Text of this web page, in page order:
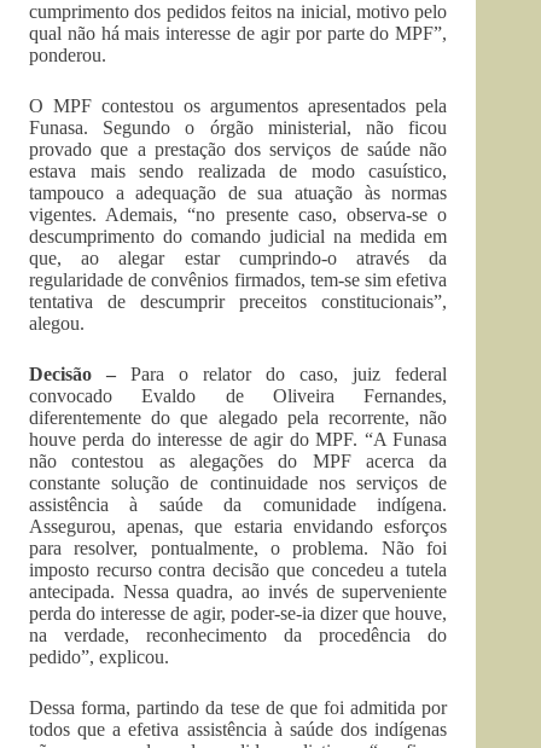
cumprimento dos pedidos feitos na inicial, motivo pelo
qual não há mais interesse de agir por parte do MPF”,
ponderou.
O MPF contestou os argumentos apresentados pela
Funasa. Segundo o órgão ministerial, não ficou
provado que a prestação dos serviços de saúde não
estava mais sendo realizada de modo casuístico,
tampouco a adequação de sua atuação às normas
vigentes. Ademais, “no presente caso, observa-se o
descumprimento do comando judicial na medida em
que, ao alegar estar cumprindo-o através da
regularidade de convênios firmados, tem-se sim efetiva
tentativa de descumprir preceitos constitucionais”,
alegou.
Decisão – Para o relator do caso, juiz federal
convocado Evaldo de Oliveira Fernandes,
diferentemente do que alegado pela recorrente, não
houve perda do interesse de agir do MPF. “A Funasa
não contestou as alegações do MPF acerca da
constante solução de continuidade nos serviços de
assistência à saúde da comunidade indígena.
Assegurou, apenas, que estaria envidando esforços
para resolver, pontualmente, o problema. Não foi
imposto recurso contra decisão que concedeu a tutela
antecipada. Nessa quadra, ao invés de superveniente
perda do interesse de agir, poder-se-ia dizer que houve,
na verdade, reconhecimento da procedência do
pedido”, explicou.
Dessa forma, partindo da tese de que foi admitida por
todos que a efetiva assistência à saúde dos indígenas